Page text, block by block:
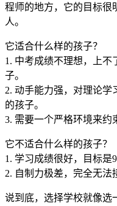
程师的地方，它的目标很
人。
它适合什么样的孩子？
1. 中考成绩不理想，上
子。
2. 动手能力强，对理论
的孩子。
3. 需要一个严格环境来约
它不适合什么样的孩子？
1. 学习成绩很好，目标是
2. 自制力极差，完全无法
说到底，选择学校就像选